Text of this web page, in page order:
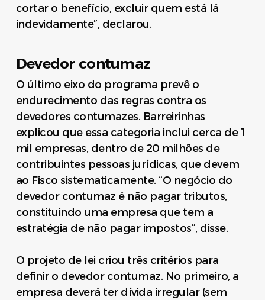
cortar o benefício, excluir quem está lá
indevidamente”, declarou.
Devedor contumaz
O último eixo do programa prevê o
endurecimento das regras contra os
devedores contumazes. Barreirinhas
explicou que essa categoria inclui cerca de 1
mil empresas, dentro de 20 milhões de
contribuintes pessoas jurídicas, que devem
ao Fisco sistematicamente. “O negócio do
devedor contumaz é não pagar tributos,
constituindo uma empresa que tem a
estratégia de não pagar impostos”, disse.
O projeto de lei criou três critérios para
definir o devedor contumaz. No primeiro, a
empresa deverá ter dívida irregular (sem